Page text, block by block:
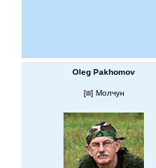
Oleg Pakhomov
[ ] Молчун